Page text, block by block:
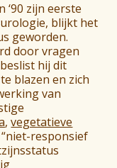
‘90 zijn eerste
blijkt het
geworden.
door vragen
hij dit
blazen en zich
van
,vegetatieve
responsief